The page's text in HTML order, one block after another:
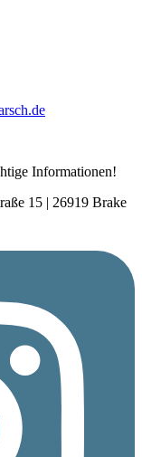
Informationen!
15 | 26919 Brake